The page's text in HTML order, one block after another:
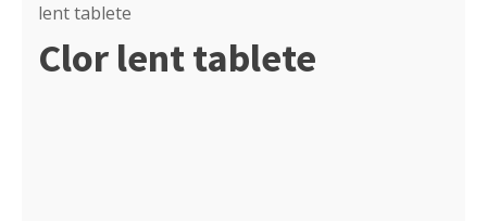
Sare industriala
lent tablete
Clor lent tablete